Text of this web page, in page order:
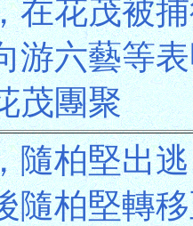
在花茂被
游六藝等
茂團聚
隨柏堅出
隨柏堅轉